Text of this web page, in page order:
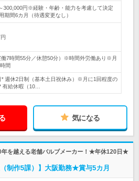
300,000円※経験・年齢・能力を考慮して決定
期間6カ月（待遇変更なし）
働7時間55分／休憩50分）※時間外労働あり※月
間
* 週休2日制（基本土日祝休み）※月に1回程度の
有給休暇（10…
気になる
年を越える老舗バルブメーカー！★年休120日★
制作5課）】大阪勤務★賞与5カ月